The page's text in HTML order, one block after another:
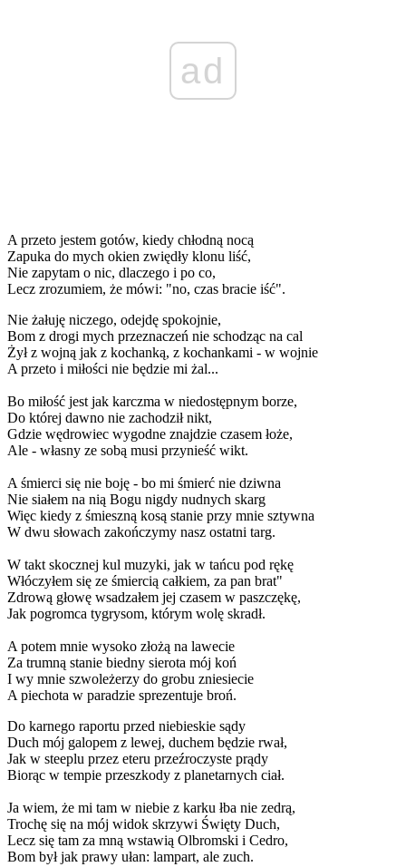
ad
A przeto jestem gotów, kiedy chłodną nocą
Zapuka do mych okien zwiędły klonu liść,
Nie zapytam o nic, dlaczego i po co,
Lecz zrozumiem, że mówi: "no, czas bracie iść".
Nie żałuję niczego, odejdę spokojnie,
Bom z drogi mych przeznaczeń nie schodząc na cal
Żył z wojną jak z kochanką, z kochankami - w wojnie
A przeto i miłości nie będzie mi żal...
Bo miłość jest jak karczma w niedostępnym borze,
Do której dawno nie zachodził nikt,
Gdzie wędrowiec wygodne znajdzie czasem łoże,
Ale - własny ze sobą musi przynieść wikt.
A śmierci się nie boję - bo mi śmierć nie dziwna
Nie siałem na nią Bogu nigdy nudnych skarg
Więc kiedy z śmieszną kosą stanie przy mnie sztywna
W dwu słowach zakończymy nasz ostatni targ.
W takt skocznej kul muzyki, jak w tańcu pod rękę
Włóczyłem się ze śmiercią całkiem, za pan brat"
Zdrową głowę wsadzałem jej czasem w paszczękę,
Jak pogromca tygrysom, którym wolę skradł.
A potem mnie wysoko złożą na lawecie
Za trumną stanie biedny sierota mój koń
I wy mnie szwoleżerzy do grobu zniesiecie
A piechota w paradzie sprezentuje broń.
Do karnego raportu przed niebieskie sądy
Duch mój galopem z lewej, duchem będzie rwał,
Jak w steeplu przez eteru przeźroczyste prądy
Biorąc w tempie przeszkody z planetarnych ciał.
Ja wiem, że mi tam w niebie z karku łba nie zedrą,
Trochę się na mój widok skrzywi Święty Duch,
Lecz się tam za mną wstawią Olbromski i Cedro,
Bom był jak prawy ułan: lampart, ale zuch.